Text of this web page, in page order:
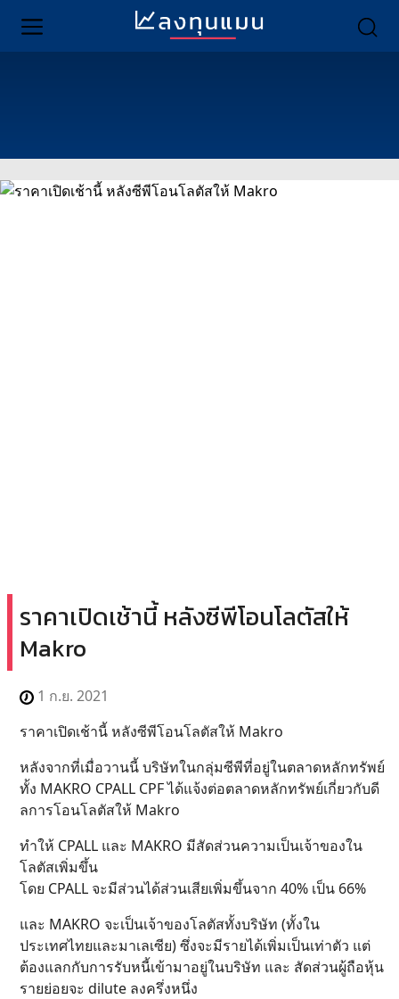
ราคาเปิดเช้านี้ หลังซีพีโอนโลตัสให้
Makro
1 ก.ย. 2021
ราคาเปิดเช้านี้ หลังซีพีโอนโลตัสให้ Makro
หลังจากที่เมื่อวานนี้ บริษัทในกลุ่มซีพีที่อยู่ในตลาดหลักทรัพย์
ทั้ง MAKRO CPALL CPF ได้แจ้งต่อตลาดหลักทรัพย์เกี่ยวกับดี
ลการโอนโลตัสให้ Makro
ทำให้ CPALL และ MAKRO มีสัดส่วนความเป็นเจ้าของใน
โลตัสเพิ่มขึ้น
โดย CPALL จะมีส่วนได้ส่วนเสียเพิ่มขึ้นจาก 40% เป็น 66%
และ MAKRO จะเป็นเจ้าของโลตัสทั้งบริษัท (ทั้งใน
ประเทศไทยและมาเลเซีย) ซึ่งจะมีรายได้เพิ่มเป็นเท่าตัว แต่
ต้องแลกกับการรับหนี้เข้ามาอยู่ในบริษัท และ สัดส่วนผู้ถือหุ้น
รายย่อยจะ dilute ลงครึ่งหนึ่ง